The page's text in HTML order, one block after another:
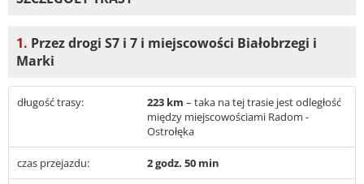
1. Przez drogi S7 i 7 i miejscowości Białobrzegi i
Marki
długość trasy: 223 km – taka na tej trasie jest odległość
między miejscowościami Radom -
Ostrołęka
czas przejazdu: 2 godz. 50 min